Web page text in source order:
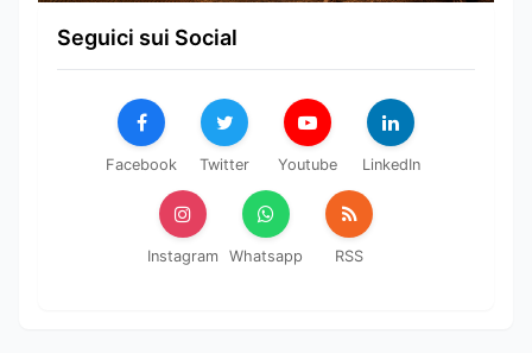
Seguici sui Social
Facebook Twitter Youtube LinkedIn
Instagram Whatsapp RSS